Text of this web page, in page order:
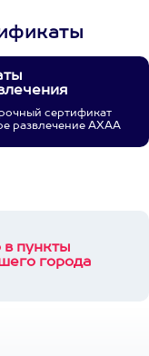
сертификат
развлечение АХАА
в пункты
города